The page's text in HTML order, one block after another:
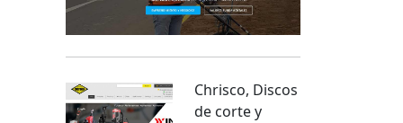
Chrisco, Discos
de corte y